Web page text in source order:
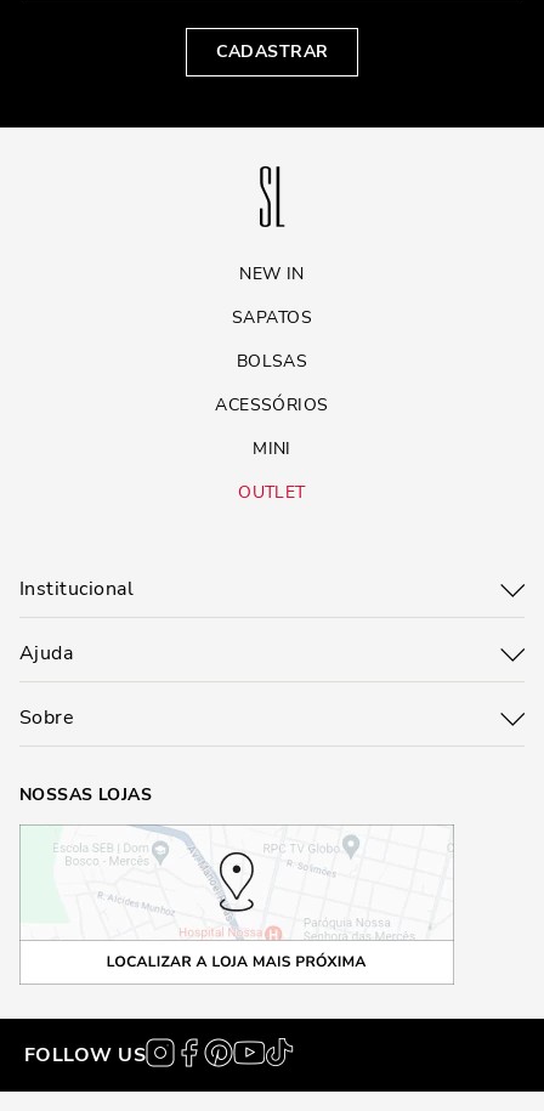
CADASTRAR
NEW IN
SAPATOS
BOLSAS
ACESSÓRIOS
MINI
OUTLET
Institucional
Ajuda
Sobre
NOSSAS LOJAS
FOLLOW US